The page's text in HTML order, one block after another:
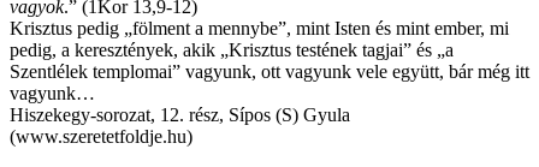
vagyok.” (1Kor 13,9-12)
Krisztus pedig „fölment a mennybe”, mint Isten és mint ember, mi
pedig, a keresztények, akik „Krisztus testének tagjai” és „a
Szentlélek templomai” vagyunk, ott vagyunk vele együtt, bár még itt
vagyunk…
Hiszekegy-sorozat, 12. rész, Sípos (S) Gyula
(www.szeretetfoldje.hu)